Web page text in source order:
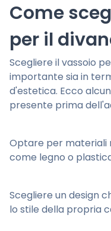
Come
per il
Scegliere il vassoio
importante sia in
d'estetica. Ecco
presente prima
Optare per materiali
come legno o
Scegliere un design
lo stile della propria